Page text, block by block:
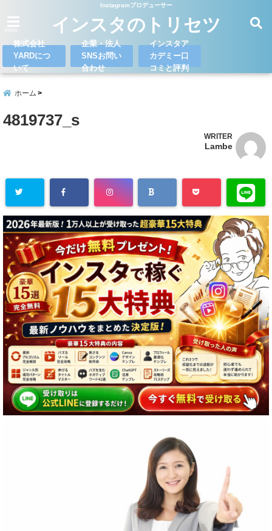
Instagramプロデューサー
インスタのトリセツ
株式会社
YARDにつ
いて
企業・法人
SNSお問い
合わせ
インスタア
カデミー口
コミと評判
ホーム
4819737_s
WRITER
Lambe